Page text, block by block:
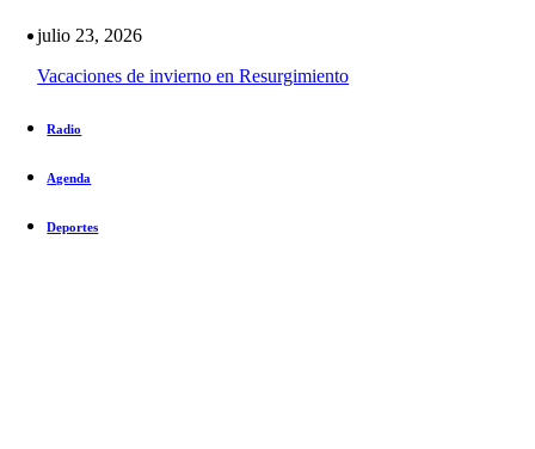
julio 23, 2026
Vacaciones de invierno en Resurgimiento
Radio
Agenda
Deportes